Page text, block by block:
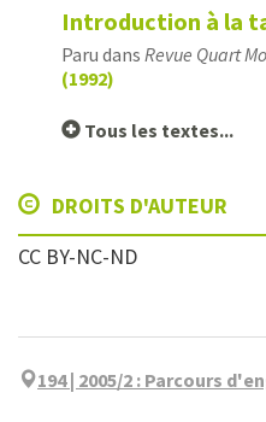
Introduction à la
Paru dans Revue Quart
(1992)
Tous les textes...
DROITS D'AUTEUR
CC BY-NC-ND
194 | 2005/2 : Parcours